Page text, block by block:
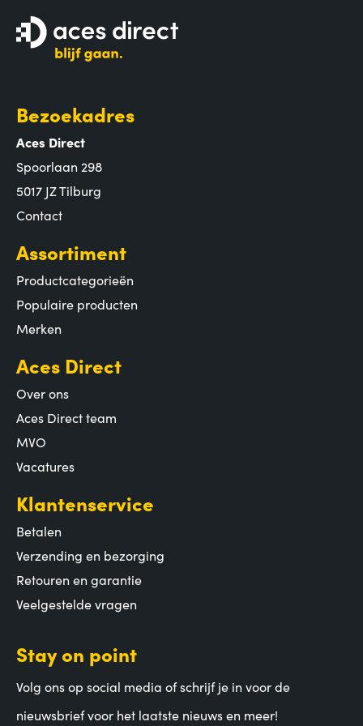
Bezoekadres
Aces Direct
Spoorlaan 298
5017 JZ Tilburg
Contact
Assortiment
Productcategorieën
Populaire producten
Merken
Aces Direct
Over ons
Aces Direct team
MVO
Vacatures
Klantenservice
Betalen
Verzending en bezorging
Retouren en garantie
Veelgestelde vragen
Stay on point
Volg ons op social media of schrijf je in voor de
nieuwsbrief voor het laatste nieuws en meer!